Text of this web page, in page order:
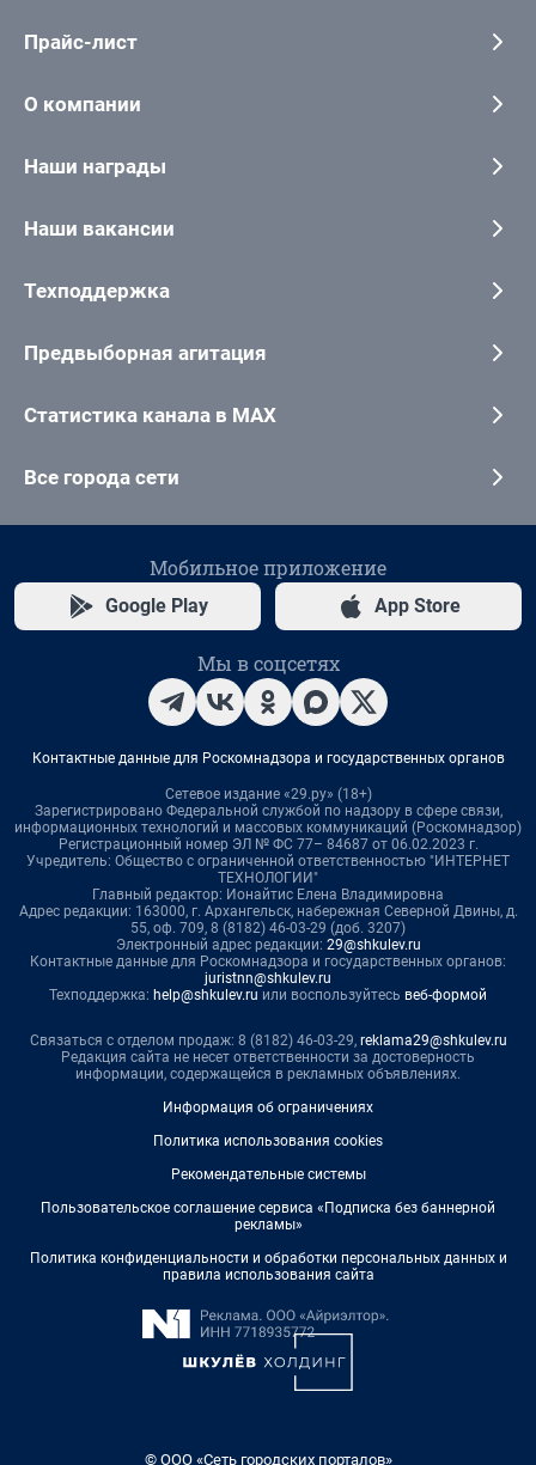
Прайс-лист
О компании
Наши награды
Наши вакансии
Техподдержка
Предвыборная агитация
Статистика канала в MAX
Все города сети
Мобильное приложение
Google Play App Store
Мы в соцсетях
Контактные данные для Роскомнадзора и государственных органов
Сетевое издание «29.ру» (18+)
Зарегистрировано Федеральной службой по надзору в сфере связи,
информационных технологий и массовых коммуникаций (Роскомнадзор)
Регистрационный номер ЭЛ № ФС 77– 84687 от 06.02.2023 г.
Учредитель: Общество с ограниченной ответственностью "ИНТЕРНЕТ
ТЕХНОЛОГИИ"
Главный редактор: Ионайтис Елена Владимировна
Адрес редакции: 163000, г. Архангельск, набережная Северной Двины, д.
55, оф. 709, 8 (8182) 46-03-29 (доб. 3207)
Электронный адрес редакции: 29@shkulev.ru
Контактные данные для Роскомнадзора и государственных органов:
juristnn@shkulev.ru
Техподдержка: help@shkulev.ru или воспользуйтесь веб-формой
Связаться с отделом продаж: 8 (8182) 46-03-29, reklama29@shkulev.ru
Редакция сайта не несет ответственности за достоверность
информации, содержащейся в рекламных объявлениях.
Информация об ограничениях
Политика использования cookies
Рекомендательные системы
Пользовательское соглашение сервиса «Подписка без баннерной
рекламы»
Политика конфиденциальности и обработки персональных данных и
правила использования сайта
© ООО «Сеть городских порталов»